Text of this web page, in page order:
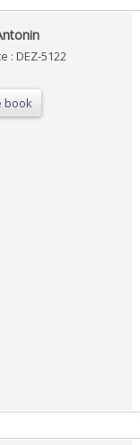
: DEZ-5122
book